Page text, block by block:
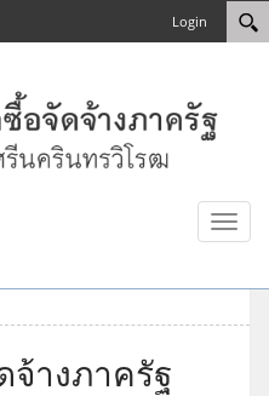
Login
Toggle
างภาครัฐ